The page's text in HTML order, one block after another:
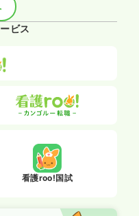
ビス
看護roo!国試